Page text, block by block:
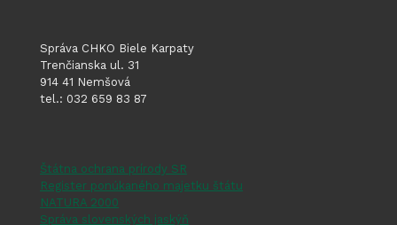
Správa CHKO Biele Karpaty
Trenčianska ul. 31
914 41 Nemšová
tel.: 032 659 83 87
Štátna ochrana prírody SR
Register ponúkaného majetku štátu
NATURA 2000
Správa slovenských jaskýň